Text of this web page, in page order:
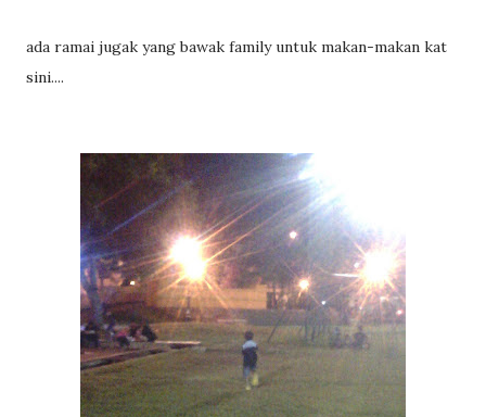
ada ramai jugak yang bawak family untuk makan-makan kat
sini....